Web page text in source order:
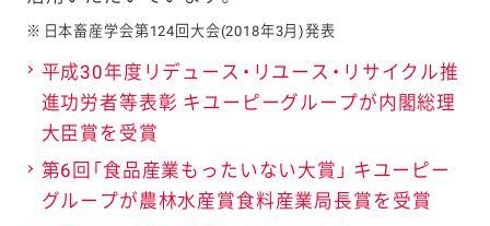
ダなどの惣
シュ製法®
ち延長
※食品を低温・
り素材本来
の食感や色
※ 日本畜産学会第124回大会(2018年3月)発表
平成30年度リデュース・リユース・リサイクル推
進功労者等表彰 キユーピーグループが内閣総理
大臣賞を受賞
第6回「食品産業もったいない大賞」 キユーピー
グループが農林水産賞食料産業局長賞を受賞